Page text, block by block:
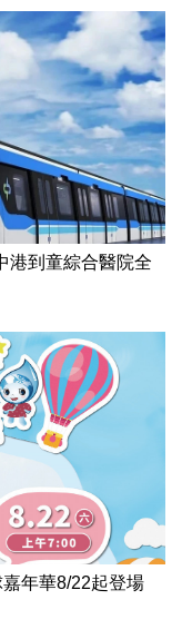
到童綜合醫院全
年華8/22起登場